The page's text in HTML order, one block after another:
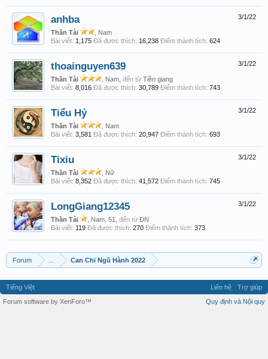
3/1/22
anhba
Thần Tài
, Nam
Bài viết: 1,175 Đã được thích: 16,238 Điểm thành tích: 624
3/1/22
thoainguyen639
Thần Tài , Nam, đến từ Tiền giang
Bài viết: 8,016 Đã được thích: 30,789 Điểm thành tích: 743
3/1/22
Tiểu Hỷ
Thần Tài
, Nam
Bài viết: 3,581 Đã được thích: 20,947 Điểm thành tích: 693
3/1/22
Tixiu
Thần Tài
, Nữ
Bài viết: 8,352 Đã được thích: 41,572 Điểm thành tích: 745
3/1/22
LongGiang12345
Thần Tài , Nam, 51, đến từ ĐN
Bài viết: 119 Đã được thích: 270 Điểm thành tích: 373
Forum Can Chi Ngũ Hành 2022
Tiếng Việt Liên hệ
Trợ giúp
Quy định và Nội quy
Forum software by XenForo™